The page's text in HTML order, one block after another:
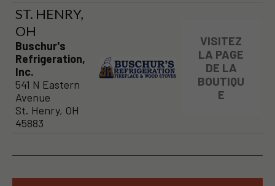
ST. HENRY,
OH
Buschur's
Refrigeration,
Inc.
541 N Eastern
Avenue
St. Henry, OH
45883
VISITEZ
LA PAGE
DE LA
BOUTIQU
E